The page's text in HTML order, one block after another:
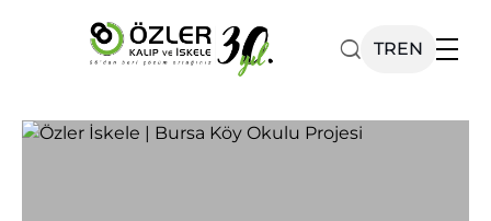
Ürünlerimiz
TREN